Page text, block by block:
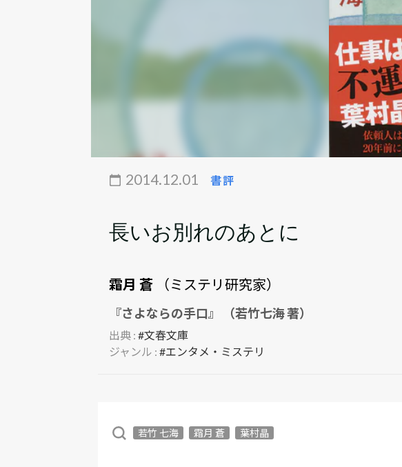
2014.12.01 書評
長いお別れのあとに
霜月 蒼 （ミステリ研究家）
『さよならの手口』 （若竹七海 著）
出典 : #文春文庫
ジャンル : #エンタメ・ミステリ
若竹 七海 霜月 蒼 葉村晶